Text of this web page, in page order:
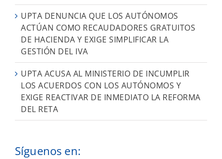
UPTA DENUNCIA QUE LOS AUTÓNOMOS
ACTÚAN COMO RECAUDADORES GRATUITOS
DE HACIENDA Y EXIGE SIMPLIFICAR LA
GESTIÓN DEL IVA
UPTA ACUSA AL MINISTERIO DE INCUMPLIR
LOS ACUERDOS CON LOS AUTÓNOMOS Y
EXIGE REACTIVAR DE INMEDIATO LA REFORMA
DEL RETA
Síguenos en: